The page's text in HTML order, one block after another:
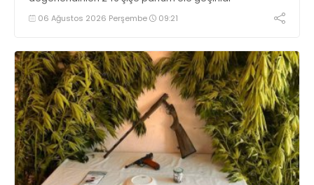
06 Ağustos 2026 Perşembe 09:21